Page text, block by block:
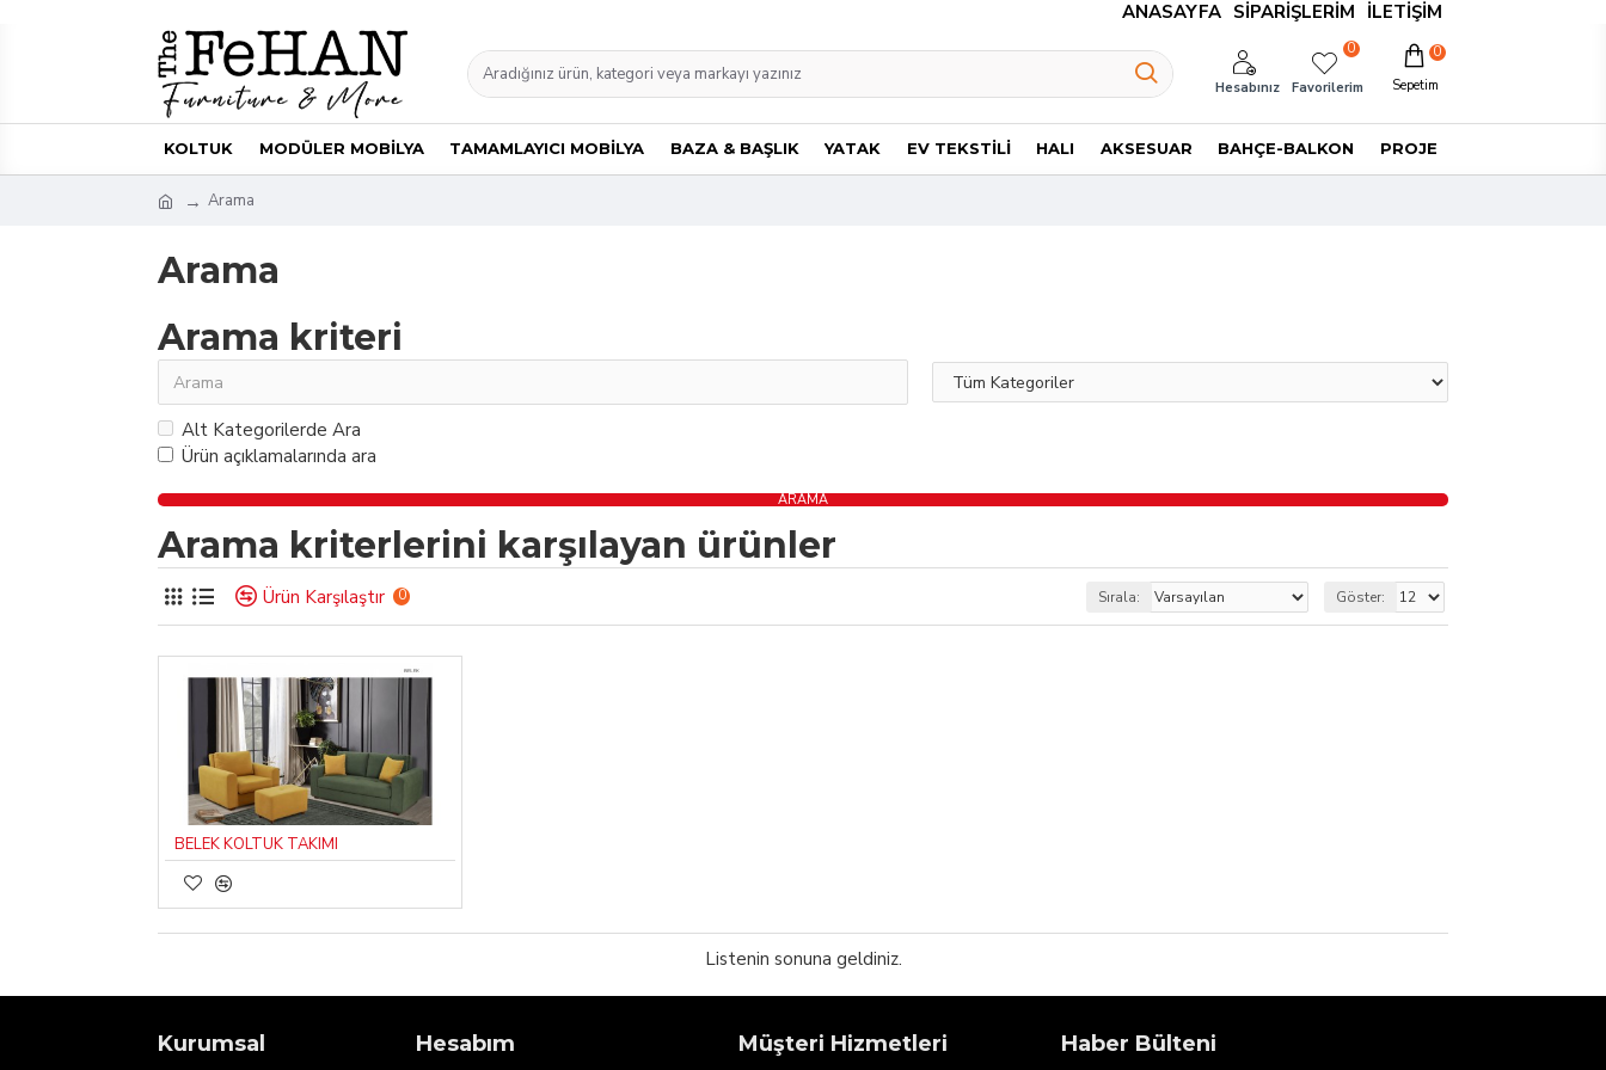
ANASAYFA SIPARIŞLERIM İLETIŞIM
Hesabınız Favorilerim
0
Sepetim
0
KOLTUK MODÜLER MOBİLYA TAMAMLAYICI MOBİLYA BAZA & BAŞLIK YATAK EV TEKSTİLİ HALI AKSESUAR BAHÇE-BALKON PROJE
Arama
Arama
Arama kriteri
Alt Kategorilerde Ara
Ürün açıklamalarında ara
ARAMA
Arama kriterlerini karşılayan ürünler
Ürün Karşılaştır 0 Sırala: Göster:
BELEK KOLTUK TAKIMI
Listenin sonuna geldiniz.
Kurumsal Hesabım Müşteri Hizmetleri Haber Bülteni